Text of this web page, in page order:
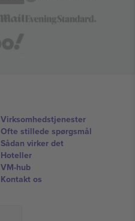
Virksomhedstjenester
Ofte stillede spørgsmål
Sådan virker det
Hoteller
VM-hub
Kontakt os